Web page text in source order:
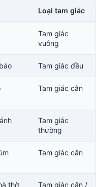
Loại tam giác
Tam giác
vuông
Tam giác đều
Tam giác cân
Tam giác
thường
Tam giác cân
thờ
Tam giác cân /